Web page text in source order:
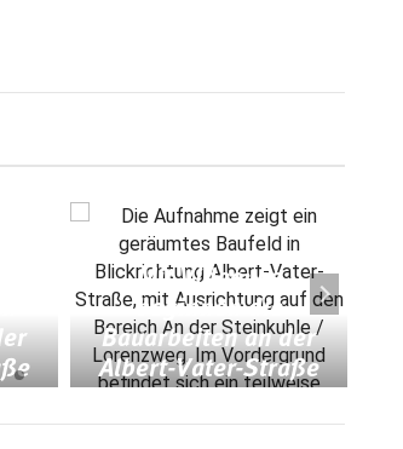
Mit Video: es
beginnen die
Bauarbeiten an der
Albert-Vater-Straße